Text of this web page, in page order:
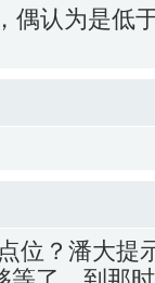
偶认为是低
位？潘大提